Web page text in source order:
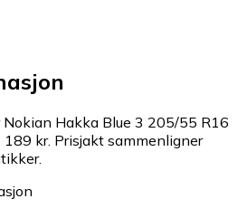
Hakka Blue 3 205/55 R16
189 kr. Prisjakt sammenligner